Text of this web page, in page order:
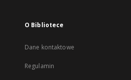
O Bibliotece
Dane kontaktowe
Regulamin